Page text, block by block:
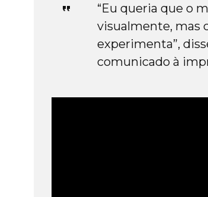
“Eu queria que o
visualmente, mas
experimenta”,
comunicado à